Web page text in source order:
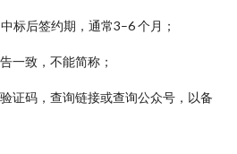
标后签约期，通常3–6 个月；
一致，不能简称；
证码，查询链接或查询公众号，以备